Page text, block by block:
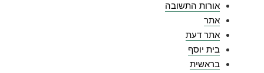
אורות התשובה
אתר
אתר דעת
בית יוסף
בראשית